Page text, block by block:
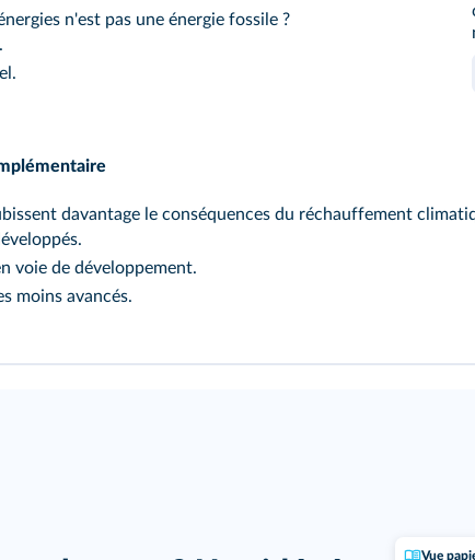
Vue
n'est pas une énergie fossile ?
davantage le conséquences du réchauffement
voie de développement.
moins avancés.